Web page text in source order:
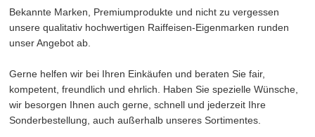
Bekannte Marken, Premiumprodukte und nicht zu vergessen
unsere qualitativ hochwertigen Raiffeisen-Eigenmarken runden
unser Angebot ab.
Gerne helfen wir bei Ihren Einkäufen und beraten Sie fair,
kompetent, freundlich und ehrlich. Haben Sie spezielle Wünsche,
wir besorgen Ihnen auch gerne, schnell und jederzeit Ihre
Sonderbestellung, auch außerhalb unseres Sortimentes.